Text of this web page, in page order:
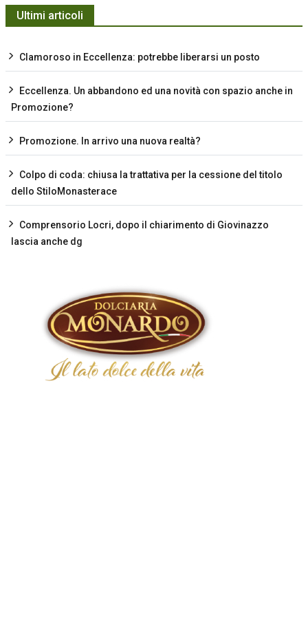
Ultimi articoli
Clamoroso in Eccellenza: potrebbe liberarsi un posto
Eccellenza. Un abbandono ed una novità con spazio anche in
Promozione?
Promozione. In arrivo una nuova realtà?
Colpo di coda: chiusa la trattativa per la cessione del titolo
dello StiloMonasterace
Comprensorio Locri, dopo il chiarimento di Giovinazzo
lascia anche dg